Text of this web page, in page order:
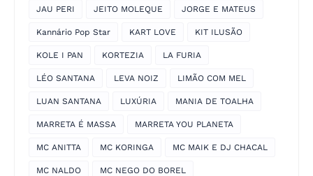
JAU PERI JEITO MOLEQUE JORGE E MATEUS
Kannário Pop Star KART LOVE KIT ILUSÃO
KOLE I PAN KORTEZIA LA FURIA
LÉO SANTANA LEVA NOIZ LIMÃO COM MEL
LUAN SANTANA LUXÚRIA MANIA DE TOALHA
MARRETA É MASSA MARRETA YOU PLANETA
MC ANITTA MC KORINGA MC MAIK E DJ CHACAL
MC NALDO MC NEGO DO BOREL